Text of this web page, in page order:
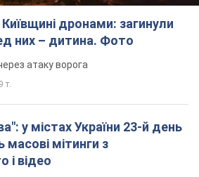
дронами: загинули
них – дитина. Фото
атаку ворога
т.
у містах України 23-й день
масові мітинги з
і відео